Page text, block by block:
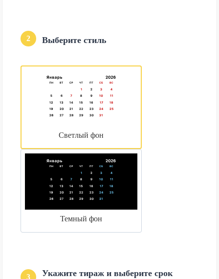
2 Выберите стиль
Светлый фон
Темный фон
3
Укажите тираж и выберите срок